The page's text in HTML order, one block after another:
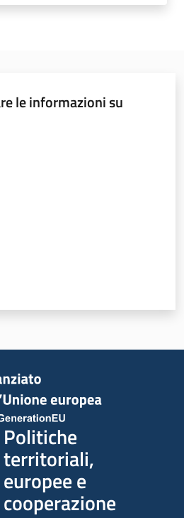
le informazioni su
Politiche
territoriali,
europee e
cooperazione